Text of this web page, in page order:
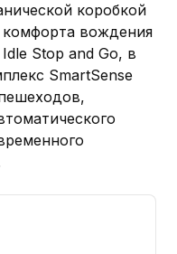
коробкой
комфорта вождения
Stop and Go, в
SmartSense